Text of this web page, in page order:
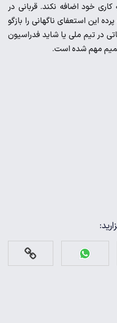
کاری خود اضافه نکند. قربانی در
این استعفای ناگهانی را بازگو
در تیم ملی یا شاید فدراسیون
مهم شده است.‌